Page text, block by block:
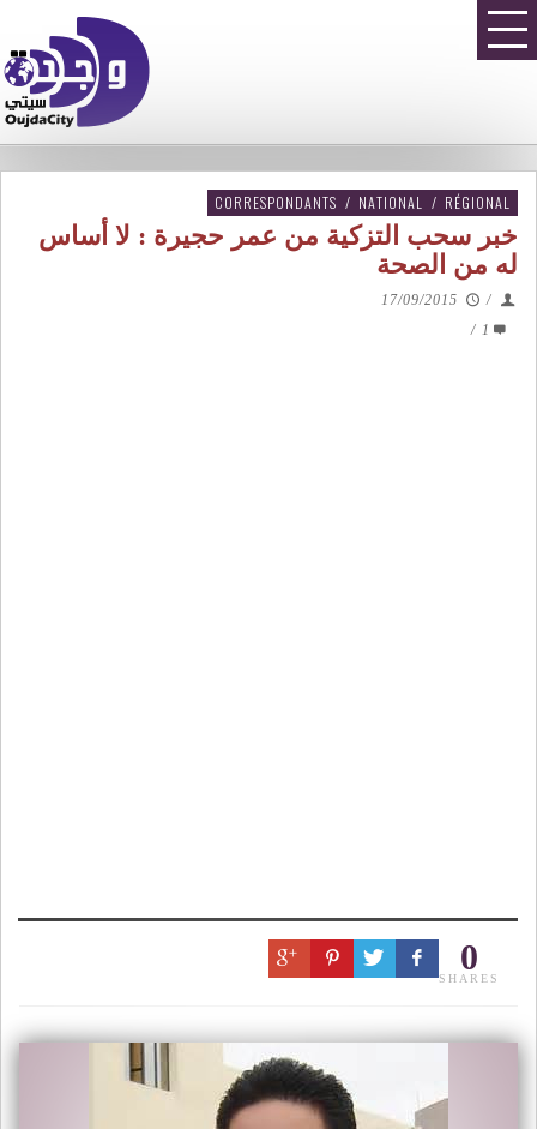
CORRESPONDANTS / NATIONAL / RÉGIONAL
خبر سحب التزكية من عمر حجيرة : لا أساس
له من الصحة
/
17/09/2015
1
/
0
SHARES